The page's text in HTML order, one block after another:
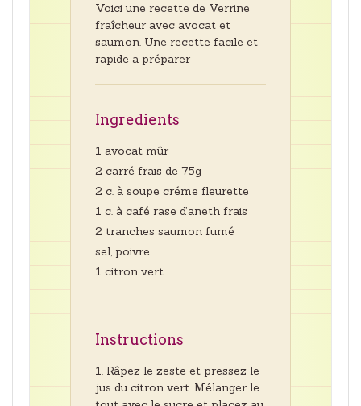
Voici une recette de Verrine
fraîcheur avec avocat et
saumon. Une recette facile et
rapide a préparer
Ingredients
1 avocat mûr
2 carré frais de 75g
2 c. à soupe créme fleurette
1 c. à café rase d’aneth frais
2 tranches saumon fumé
sel, poivre
1 citron vert
Instructions
Râpez le zeste et pressez le
jus du citron vert. Mélanger le